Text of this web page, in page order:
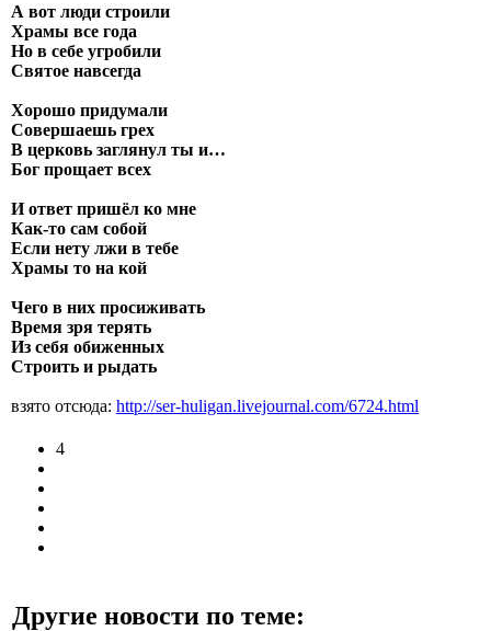
А вот люди строили
Храмы все года
Но в себе угробили
Святое навсегда
Хорошо придумали
Совершаешь грех
В церковь заглянул ты и…
Бог прощает всех
И ответ пришёл ко мне
Как-то сам собой
Если нету лжи в тебе
Храмы то на кой
Чего в них просиживать
Время зря терять
Из себя обиженных
Строить и рыдать
взято отсюда: http://ser-huligan.livejournal.com/6724.html
4
Другие новости по теме: